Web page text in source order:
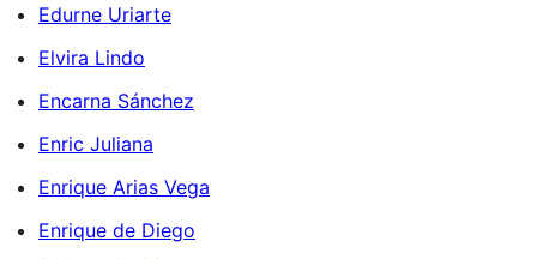
Edurne Uriarte
Elvira Lindo
Encarna Sánchez
Enric Juliana
Enrique Arias Vega
Enrique de Diego